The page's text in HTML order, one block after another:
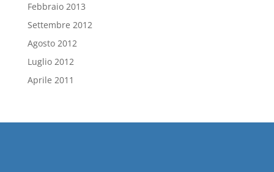
Febbraio 2013
Settembre 2012
Agosto 2012
Luglio 2012
Aprile 2011